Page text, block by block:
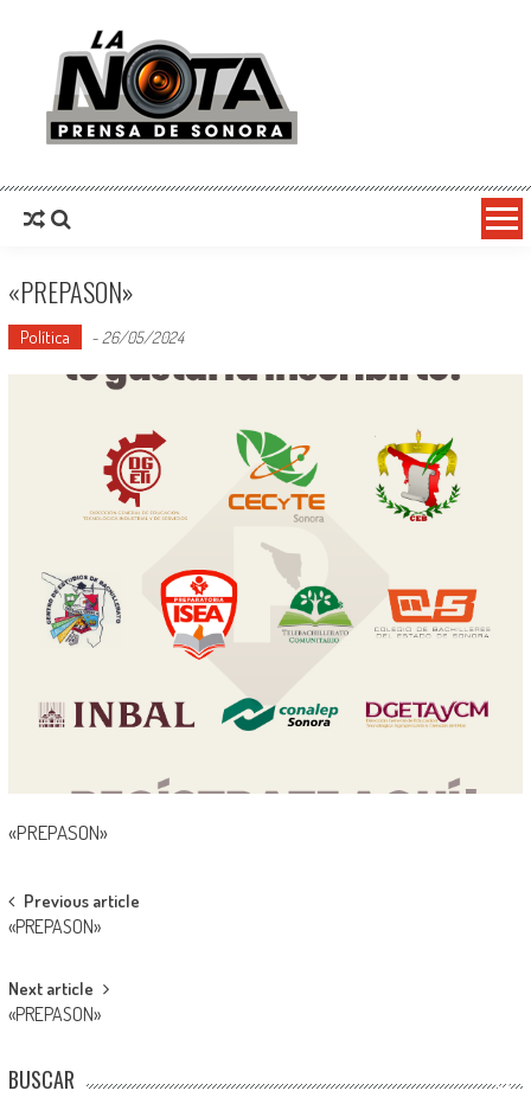
La Nota Prensa De Sonora
«PREPASON»
Política - 26/05/2024
«PREPASON»
Post
navigation
Previous article
«PREPASON»
Next article
«PREPASON»
BUSCAR